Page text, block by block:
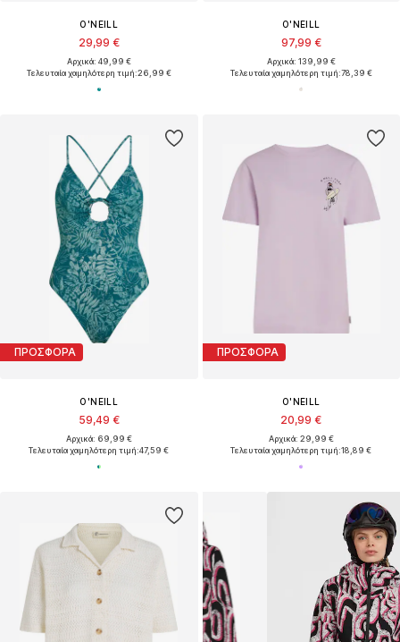
O'NEILL
29,99 €
Αρχικά: 49,99 €
Τελευταία χαμηλότερη τιμή:26,99 €
O'NEILL
97,99 €
Αρχικά: 139,99 €
Τελευταία χαμηλότερη τιμή:78,39 €
ΠΡΟΣΦΟΡΑ
O'NEILL
59,49 €
Αρχικά: 69,99 €
Τελευταία χαμηλότερη τιμή:47,59 €
ΠΡΟΣΦΟΡΑ
O'NEILL
20,99 €
Αρχικά: 29,99 €
Τελευταία χαμηλότερη τιμή:18,89 €